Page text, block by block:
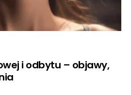
i odbytu – objawy,